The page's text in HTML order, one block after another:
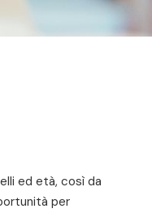
ed età, così da
per